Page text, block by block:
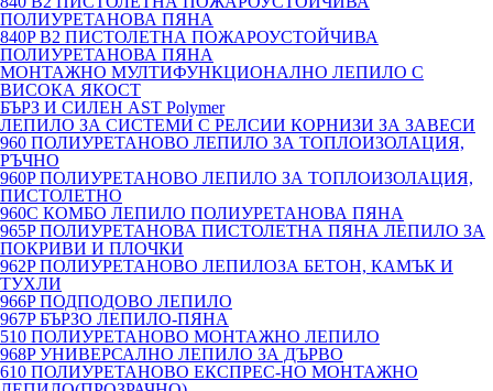
ПОЛИУРЕТАНОВА ПЯНА
840P B2 ПИСТОЛЕТНА ПОЖАРОУСТОЙЧИВА
ПОЛИУРЕТАНОВА ПЯНА
МОНТАЖНО МУЛТИФУНКЦИОНАЛНО ЛЕПИЛО С
ВИСОКА ЯКОСТ
БЪРЗ И СИЛЕН AST Polymer
ЛЕПИЛО ЗА СИСТЕМИ С РЕЛСИИ КОРНИЗИ ЗА ЗАВЕСИ
960 ПОЛИУРЕТАНОВО ЛЕПИЛО ЗА ТОПЛОИЗОЛАЦИЯ,
РЪЧНО
960P ПОЛИУРЕТАНОВО ЛЕПИЛО ЗА ТОПЛОИЗОЛАЦИЯ,
ПИСТОЛЕТНО
960C КОМБО ЛЕПИЛО ПОЛИУРЕТАНОВА ПЯНА
965P ПОЛИУРЕТАНОВА ПИСТОЛЕТНА ПЯНА ЛЕПИЛО ЗА
ПОКРИВИ И ПЛОЧКИ
962P ПОЛИУРЕТАНОВО ЛЕПИЛОЗА БЕТОН, КАМЪК И
ТУХЛИ
966P ПОДПОДОВО ЛЕПИЛО
967P БЪРЗО ЛЕПИЛО-ПЯНА
510 ПОЛИУРЕТАНОВО МОНТАЖНО ЛЕПИЛО
968P УНИВЕРСАЛНО ЛЕПИЛО ЗА ДЪРВО
610 ПОЛИУРЕТАНОВО ЕКСПРЕС-НО МОНТАЖНО